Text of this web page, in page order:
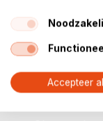
Transparant
Opaque
Kleur naar
PVC
Accepteer